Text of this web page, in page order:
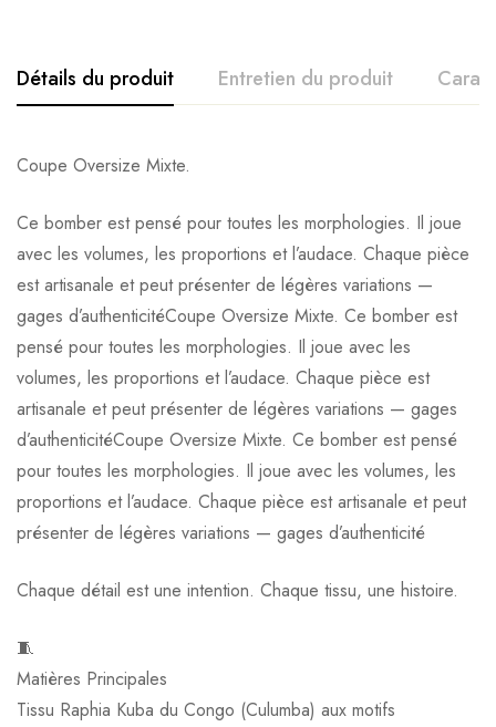
Détails du produit Entretien du produit
Coupe Oversize Mixte.
Ce bomber est pensé pour toutes les morphologies. Il joue
avec les volumes, les proportions et l’audace. Chaque pièce
est artisanale et peut présenter de légères variations —
gages d’authenticitéCoupe Oversize Mixte. Ce bomber est
pensé pour toutes les morphologies. Il joue avec les
volumes, les proportions et l’audace. Chaque pièce est
artisanale et peut présenter de légères variations — gages
d’authenticitéCoupe Oversize Mixte. Ce bomber est pensé
pour toutes les morphologies. Il joue avec les volumes, les
proportions et l’audace. Chaque pièce est artisanale et peut
présenter de légères variations — gages d’authenticité
Chaque détail est une intention. Chaque tissu, une histoire.
🧵
Matières Principales
Tissu Raphia Kuba du Congo (Culumba) aux motifs